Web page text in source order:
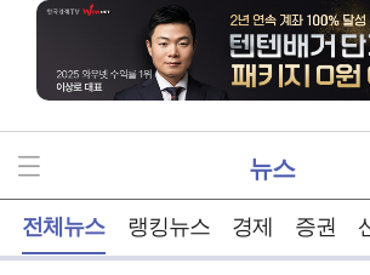
뉴스
전체뉴스 랭킹뉴스 경제 증권